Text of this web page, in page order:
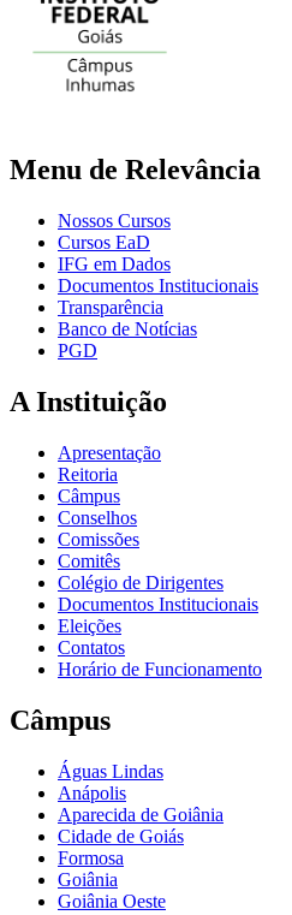
Menu de Relevância
Nossos Cursos
Cursos EaD
IFG em Dados
Documentos Institucionais
Transparência
Banco de Notícias
PGD
A Instituição
Apresentação
Reitoria
Câmpus
Conselhos
Comissões
Comitês
Colégio de Dirigentes
Documentos Institucionais
Eleições
Contatos
Horário de Funcionamento
Câmpus
Águas Lindas
Anápolis
Aparecida de Goiânia
Cidade de Goiás
Formosa
Goiânia
Goiânia Oeste